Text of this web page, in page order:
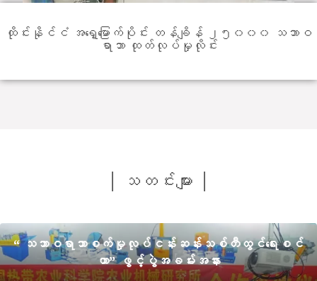
ထိုင်းနိုင်ငံ အရှေ့မြောက်ပိုင်း တန်ချိန် ၂၅၀၀၀ သဘာဝ
ရာဘာ ထုတ်လုပ်မှုလိုင်း
သတင်းများ
“ သဘာဝရာဘာစက်မှုလုပ်ငန်းဆန်းသစ်တီထွင်ရေးစင်
တာ” ဖွင့်ပွဲအခမ်းအနား